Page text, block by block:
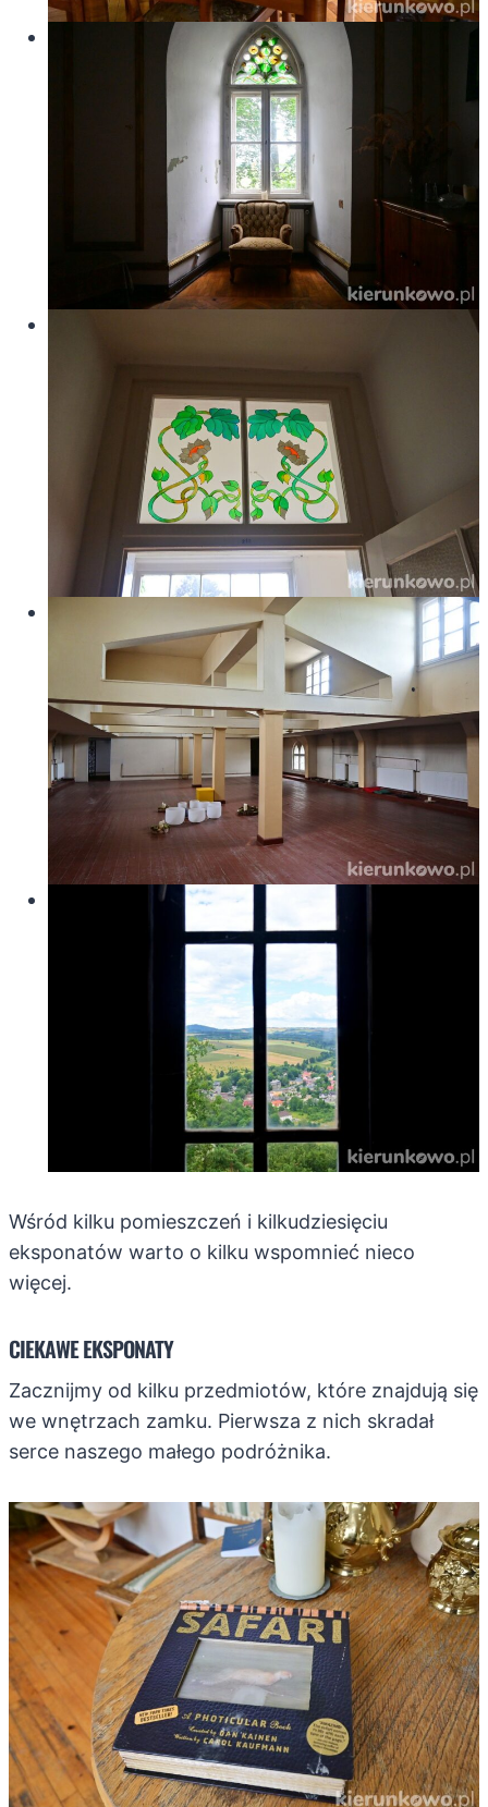
Wśród kilku pomieszczeń i kilkudziesięciu
eksponatów warto o kilku wspomnieć nieco
więcej.
CIEKAWE EKSPONATY
Zacznijmy od kilku przedmiotów, które znajdują się
we wnętrzach zamku. Pierwsza z nich skradał
serce naszego małego podróżnika.